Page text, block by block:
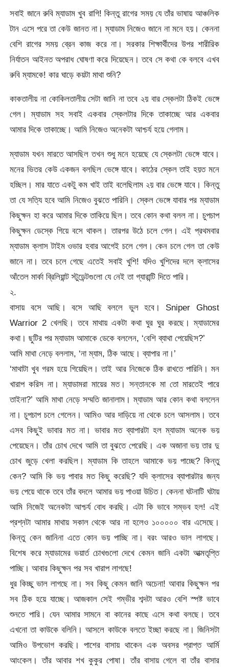
সবাই জানে রুবি ম্যাডাম খুব রাগি! কিন্তু রাগের সময় যে তাঁর ভাষায় আঞ্চলিক
টান এসে পরে তা কেউ জানত না। ম্যাডাম নিজেও জানে না মনে হয়। কেননা
বেশি রাগের সময় ব্রেন কাজ করে না। সরকার শিক্ষার্থীদের উপর শারীরিক
নির্যাতন আইনত অপরাধ ঘোষণা করে দিয়েছেন। তবে সে কথা কে বলবে এখব
রুবি ম্যামকে! কার ঘাড়ে কয়টা মাথা শুনি?
কাকতালীয় না কোকিলতালীয় সেটা জানি না তবে ২য় বার স্কেলটা ঠিকই ভেঙ্গে
গেল। ম্যাডাম সহ সবাই একবার স্কেলটার দিকে তাকাচ্ছে আর একবার
আমার দিকে তাকাচ্ছে। আমি নিজেও অনেকটা আশ্চর্য হয়ে গেলাম।
ম্যাডাম যখন মারতে আসছিল তখন শুধু মনে হয়েছে যে স্কেলটা ভেঙ্গে যাবে।
মনের ভিতর কেউ একজন বলছিল ভেঙ্গে যাবে। কাঠের স্কেল তাই হয়ত মনে
হচ্ছিল। মার যাতে একটু কম খাই তাই বলেছিলাম ২য় বার ভেঙ্গে যাবে। কিন্তু
তা যে সত্যি হবে আমি নিজেও বুঝতে পারিনি। স্কেল ভেঙ্গে যাবার পর ম্যাডাম
কিছুক্ষন হা করে আমার দিকে তাকিয়ে ছিল। তবে কোন কথা বলল না। চুপচাপ
কিছুক্ষন ডেস্কে গিয়ে বসে থাকল। তারপর উঠে চলে গেল। এই প্রথমবার
ম্যাডাম ক্লাস টাইম ওভার হবার আগেই চলে গেল। কেন চলে গেল তা কেউ
জানে না। তবে চলে গেছে এতেই সবাই খুশি! যদিও খুশিদের দলে ক্লাসের
আঁতেল মার্কা ব্রিলিয়ান্ট স্টুডেন্টগুলো যে নেই তা গ্যারান্টি দিতে পারি।
২.
বাসায় বসে আছি। বসে আছি বললে ভুল হবে। Sniper Ghost
Warrior 2 খেলছি। তবে মাথায় একটা কথা ঘুর ঘুর করছে। ম্যাডামের
কথা। ছুটির পর ম্যাডাম আমাকে ডেকে বললেন, ‘বেশি ব্যাথা পেয়েছিস?’
আমি মাথা নেড়ে বললাম, ‘না ম্যাম, ঠিক আছে। ব্যাপার না।’
‘মাথাটা খুব গরম হয়ে গিয়েছিল। তাই আর নিজেকে ঠিক রাখতে পারিনি। মন
খারাপ করিস না। ম্যাডামরা মায়ের মত। সন্তানকে মা তো মারতেই পারে
তাইনা?’ আমি মাথা নেড়ে সম্মতি জানালাম। ম্যাডাম আর কোন কথা বললেন
না। চুপচাপ চলে গেলেন। আমিও আর দাড়িয়ে না থেকে চলে আসলাম। তবে
এসব কিছুই ভাবার মত না। ভাবার মত ব্যাপারটা হল ম্যাডাম অনেক ভয়
পেয়েছেন। তাঁর চোখ দেখে আমি তা বুঝতে পেরেছি। এক অজানা ভয় তার দু
চোখ জুড়ে খেলা করছিল। ম্যাডাম কি তাহলে আমাকে ভয় পাচ্ছে? কিন্তু
কেন? আমি কি ভয় পাবার মত কিছু করেছি? যদি ক্লাসের ব্যাপারটার জন্য
ভয় পেয়ে থাকে তবে তাঁর বদলে আমার ভয় পাওয়া উচিত। কেননা ঘটনাটি ঘটায়
আমি নিজেই অনেকটা আশ্চর্য বোধ করছি। এটা কি ভাবে সম্ভব হল! এই
প্রশ্নটা আমার মাথায় সকাল থেকে আর না হলেও ১০০০০০ বার এসেছে।
কিন্তু কেন জানিনা এতে কোন ভয় পাচ্ছি না। বরং আরও ভাল লাগছে।
বিশেষ করে ম্যাডামের ভয়ার্ত চোখগুলো দেখে কেমন জানি একটা আত্মতৃপ্তি
পাচ্ছি। আবার কিছুক্ষন পর সব খারাপ লাগছে!
ধুর কিচ্ছু ভাল লাগছে না। সব কিছু কেমন জানি অচেনা! আবার কিছুক্ষন পর
সব ঠিক হয়ে যাচ্ছে। আজকাল সেই গম্ভীর শব্দটা আরও বেশি স্পষ্ট ভাবে
শুনতে পারি। যেন আমার সামনে বা কানের কাছে এসে কথা বলছে। তবে
এখনো তা কাউকে বলিনি। আসলে কাউকে বলতে ইচ্ছা করছে না। জিনিসটা
আমিও উপভোগ করছি। পাশের বাসায় থাকেন এক অবসর প্রাপ্ত আর্মি
আংকেল। তাঁর আবার শখ কুকুর পোষা। তাঁর বাসায় গেলে বা তাঁর বাসার